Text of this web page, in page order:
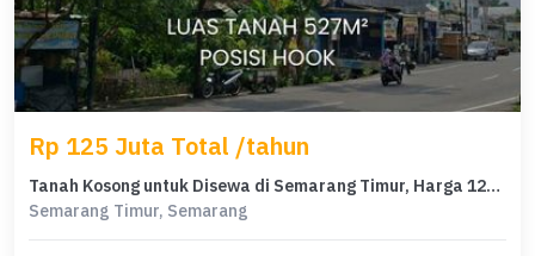
Rp 125 Juta Total /tahun
Tanah Kosong untuk Disewa di Semarang Timur, Harga 125 Juta
Semarang Timur, Semarang